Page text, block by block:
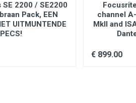
tightening nuts on the sides.
the fitted washers, the lock
the bracket off the microphone. Be
and rotate the bracket. Slide it back
connector faces the rear of the
the brass sleeves. Be sure they
2200 / SE2200
Pack, EEN
UITMUNTENDE
channel
MkII and
€ 899.00